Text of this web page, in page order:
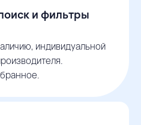
и фильтры
индивидуальной